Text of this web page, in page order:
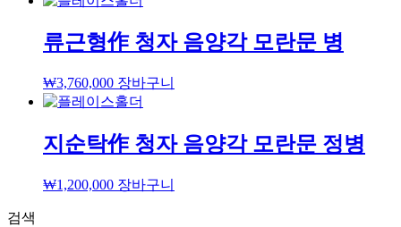
류근형作 청자 음양각 모란문 병
₩3,760,000 장바구니
지순탁作 청자 음양각 모란문 정병
₩1,200,000 장바구니
검색